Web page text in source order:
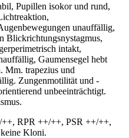
Pupillen isokor und rund,
unauffällig,
Blickrichtungsnystagmus,
intakt,
Gaumensegel hebt
Mm. trapezius und
Zungenmotilität und -
unbeeinträchtigt.
RPR ++/++, PSR ++/++,
Kloni.